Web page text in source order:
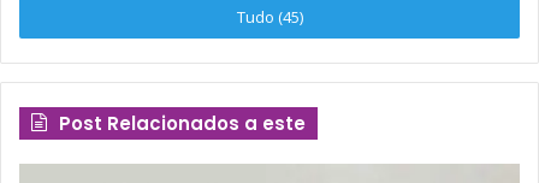
Tudo (45)
Post Relacionados a este